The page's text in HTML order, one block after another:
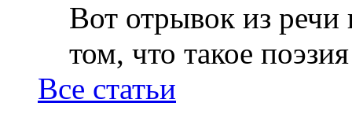
Вот отрывок из
том, что такое
Все статьи